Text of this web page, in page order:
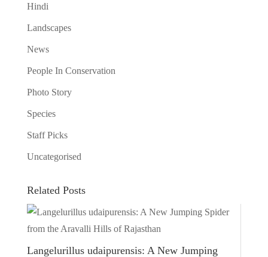
Hindi
Landscapes
News
People In Conservation
Photo Story
Species
Staff Picks
Uncategorised
Related Posts
Langelurillus udaipurensis: A New Jumping